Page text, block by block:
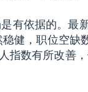
有依据的。最
健，职位空缺
指数有所改善